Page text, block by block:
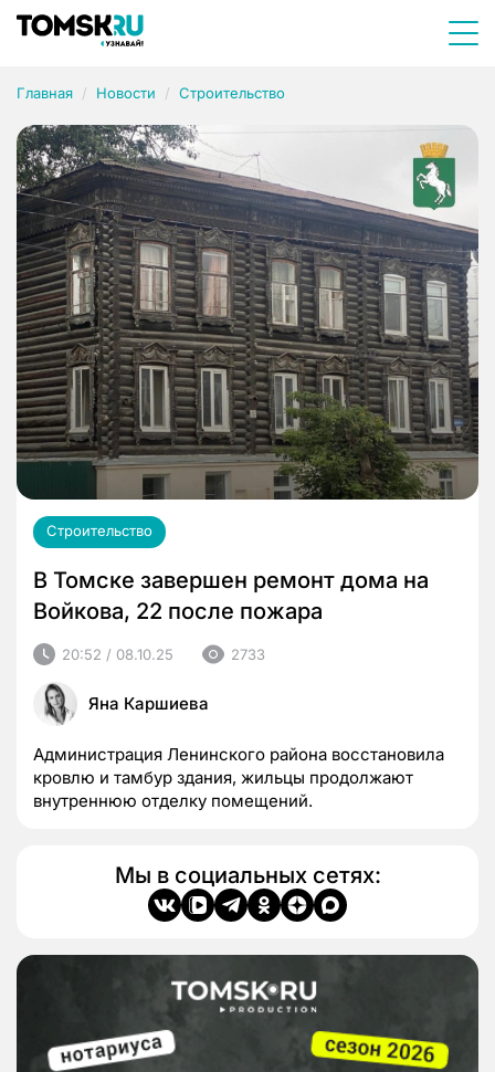
Главная Новости Строительство
Строительство
В Томске завершен ремонт дома на
Войкова, 22 после пожара
20:52 / 08.10.25 2733
Яна Каршиева
Администрация Ленинского района восстановила
кровлю и тамбур здания, жильцы продолжают
внутреннюю отделку помещений.
Мы в социальных сетях: